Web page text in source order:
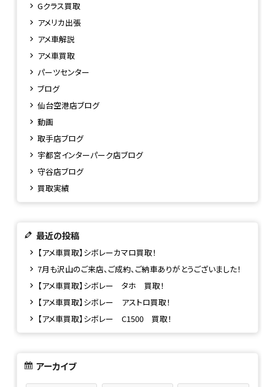
Gクラス買取
アメリカ出張
アメ車解説
アメ車買取
パーツセンター
ブログ
仙台空港店ブログ
動画
取手店ブログ
宇都宮インターパーク店ブログ
守谷店ブログ
買取実績
最近の投稿
【アメ車買取】シボレーカマロ買取！
7月も沢山のご来店、ご成約、ご納車ありがとうございました！
【アメ車買取】シボレー タホ 買取！
【アメ車買取】シボレー アストロ買取！
【アメ車買取】シボレー C1500 買取！
アーカイブ